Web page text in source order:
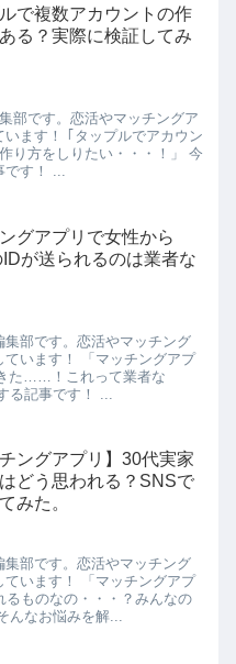
で複数アカウントの作
る？実際に検証してみ
部です。恋活やマッチングア
ます！ ｢タップルでアカウン
り方をしりたい・・・！」 今
です！ ...
グアプリで女性から
IDが送られるのは業者な
部です。恋活やマッチング
います！ 「マッチングアプ
た……！これって業者な
る記事です！ ...
チングアプリ】30代実家
どう思われる？SNSで
みた。
部です。恋活やマッチング
います！ 「マッチングアプ
るものなの・・・？みんなの
んなお悩みを解...